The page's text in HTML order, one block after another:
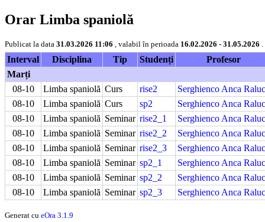
Orar Limba spaniolă
Publicat la data 31.03.2026 11:06 , valabil în perioada 16.02.2026 - 31.05.2026
Interval Disciplina Tip Studenți
Profesor
Marți
08-10
Limba spaniolă Curs rise2
Serghienco Anca
08-10
Limba spaniolă Curs sp2
Serghienco Anca
08-10
Limba spaniolă Seminar rise2_1
Serghienco Anca
08-10
Limba spaniolă Seminar rise2_2
Serghienco Anca
08-10
Limba spaniolă Seminar rise2_3
Serghienco Anca
08-10
Limba spaniolă Seminar sp2_1
Serghienco Anca
08-10
Limba spaniolă Seminar sp2_2
Serghienco Anca
08-10
Limba spaniolă Seminar sp2_3 Serghienco Anca
Generat cu eOra 3.1.9